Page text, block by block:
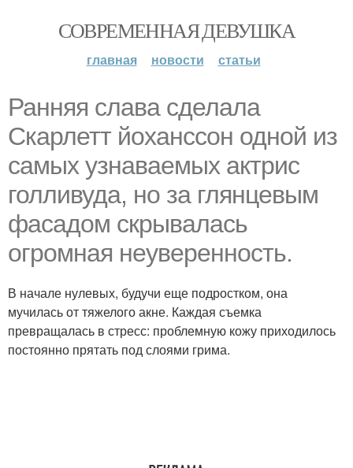
СОВРЕМЕННАЯ ДЕВУШКА
главная новости статьи
Ранняя слава сделала
Скарлетт йоханссон одной из
самых узнаваемых актрис
голливуда, но за глянцевым
фасадом скрывалась
огромная неуверенность.
В начале нулевых, будучи еще подростком, она
мучилась от тяжелого акне. Каждая съемка
превращалась в стресс: проблемную кожу приходилось
постоянно прятать под слоями грима.